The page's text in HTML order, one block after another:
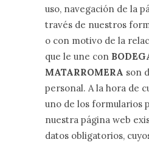
uso, navegación de la
través de nuestros
o con motivo de la
que le une con
MATARROMERA son
personal. A la hora de
uno de los formularios
nuestra página web
datos obligatorios,